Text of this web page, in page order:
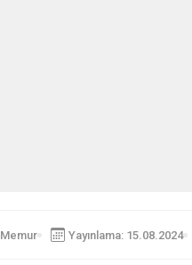
Memur Yayınlama: 15.08.2024